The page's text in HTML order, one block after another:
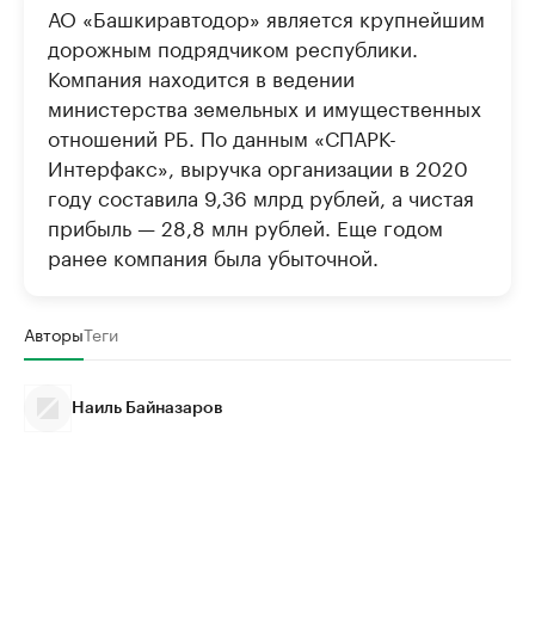
АО «Башкиравтодор» является крупнейшим
дорожным подрядчиком республики.
Компания находится в ведении
министерства земельных и имущественных
отношений РБ. По данным «СПАРК-
Интерфакс», выручка организации в 2020
году составила 9,36 млрд рублей, а чистая
прибыль — 28,8 млн рублей. Еще годом
ранее компания была убыточной.
АвторыТеги
Наиль Байназаров